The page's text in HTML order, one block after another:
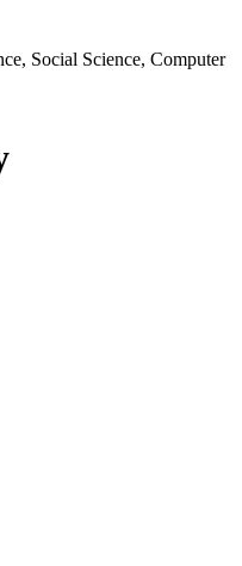
Social Science, Computer